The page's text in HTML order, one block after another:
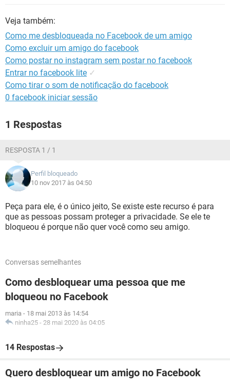
Veja também:
Como me desbloqueada no Facebook de um amigo
Como excluir um amigo do facebook
Como postar no instagram sem postar no facebook
Entrar no facebook lite ✓
Como tirar o som de notificação do facebook
0 facebook iniciar sessão
1 Respostas
RESPOSTA 1 / 1
Perfil bloqueado
10 nov 2017 às 04:50
Peça para ele, é o único jeito, Se existe este recurso é para
que as pessoas possam proteger a privacidade. Se ele te
bloqueou é porque não quer você como seu amigo.
Conversas semelhantes
Como desbloquear uma pessoa que me
bloqueou no Facebook
maria - 18 mai 2013 às 14:54
ninha25 - 28 mai 2020 às 04:05
14 Respostas
Quero desbloquear um amigo no Facebook